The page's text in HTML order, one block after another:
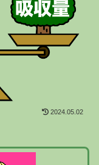
2024.05.02